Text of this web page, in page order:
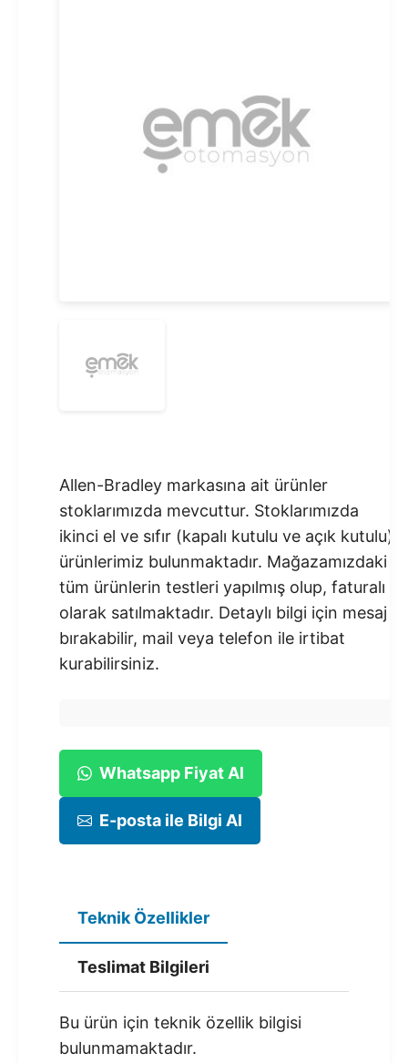
Allen-Bradley markasına ait ürünler
stoklarımızda mevcuttur. Stoklarımızda
ikinci el ve sıfır (kapalı kutulu ve açık kutulu)
ürünlerimiz bulunmaktadır.​ Mağazamızdaki
tüm ürünlerin testleri yapılmış olup, faturalı
olarak satılmaktadır. Detaylı bilgi için mesaj
bırakabilir, mail veya telefon ile irtibat
kurabilirsiniz.
Whatsapp Fiyat Al
E-posta ile Bilgi Al
Teknik Özellikler
Teslimat Bilgileri
Bu ürün için teknik özellik bilgisi
bulunmamaktadır.